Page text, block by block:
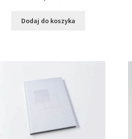
Dodaj do koszyka